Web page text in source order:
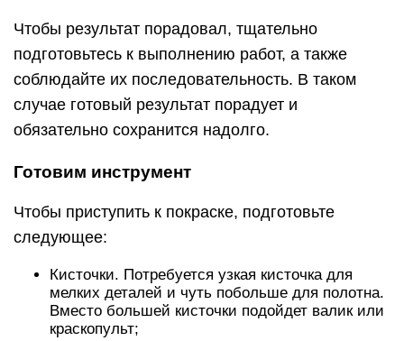
Чтобы результат порадовал, тщательно
подготовьтесь к выполнению работ, а также
соблюдайте их последовательность. В таком
случае готовый результат порадует и
обязательно сохранится надолго.
Готовим инструмент
Чтобы приступить к покраске, подготовьте
следующее:
Кисточки. Потребуется узкая кисточка для
мелких деталей и чуть побольше для полотна.
Вместо большей кисточки подойдет валик или
краскопульт;